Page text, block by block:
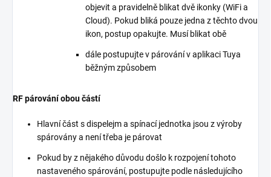
objevit a pravidelně blikat dvě ikonky (WiFi a
Cloud). Pokud bliká pouze jedna z těchto dvou
ikon, postup opakujte. Musí blikat obě
dále postupujte v párování v aplikaci Tuya
běžným způsobem
RF párování obou částí
Hlavní část s dispelejm a spínací jednotka jsou z výroby
spárovány a není třeba je párovat
Pokud by z nějakého důvodu došlo k rozpojení tohoto
nastaveného spárování, postupujte podle následujícího